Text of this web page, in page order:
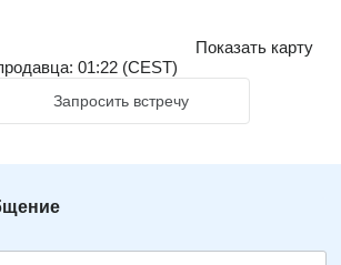
Показать карту
01:22 (CEST)
Запросить встречу